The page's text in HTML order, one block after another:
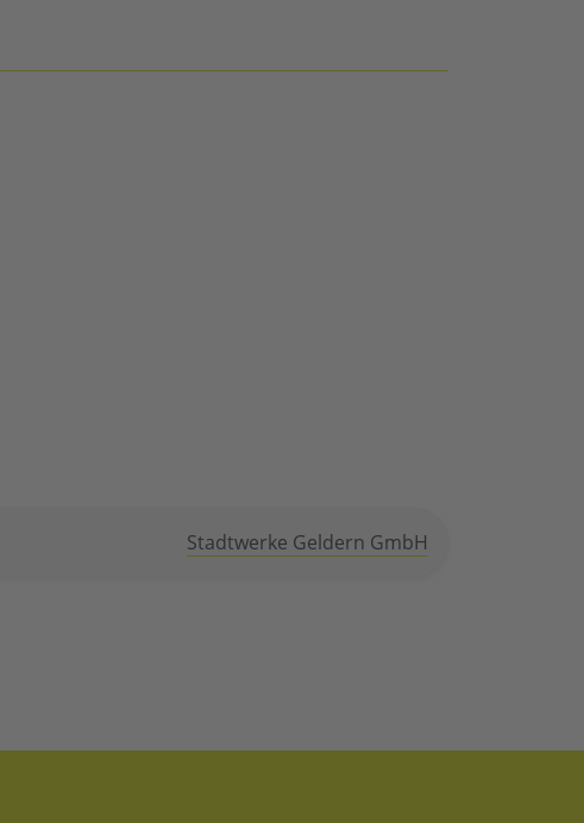
Stadtwerke Geldern GmbH